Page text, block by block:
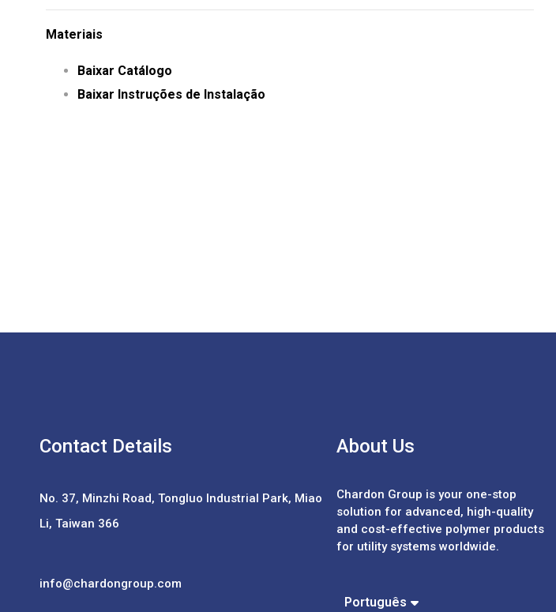
Materiais
Baixar Catálogo
Baixar Instruções de Instalação
Contact Details
No. 37, Minzhi Road, Tongluo Industrial Park, Miao
Li, Taiwan 366
info@chardongroup.com
About Us
Chardon Group is your one-stop
solution for advanced, high-quality
and cost-effective polymer products
for utility systems worldwide.
Português
Español
English